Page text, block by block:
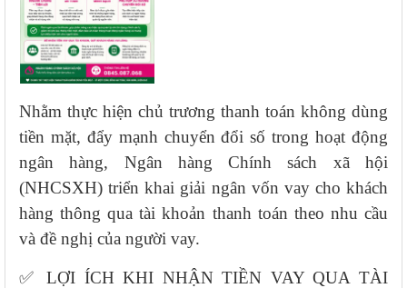
Nhằm thực hiện chủ trương thanh toán không dùng
tiền mặt, đẩy mạnh chuyển đổi số trong hoạt động
ngân hàng, Ngân hàng Chính sách xã hội
(NHCSXH) triển khai giải ngân vốn vay cho khách
hàng thông qua tài khoản thanh toán theo nhu cầu
và đề nghị của người vay.
✅ LỢI ÍCH KHI NHẬN TIỀN VAY QUA TÀI